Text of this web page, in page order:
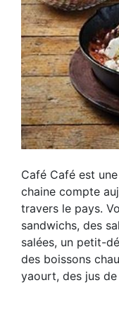
Café Café est
chaine compte
travers le pays.
sandwichs, des
salées, un petit-
des boissons
yaourt, des jus